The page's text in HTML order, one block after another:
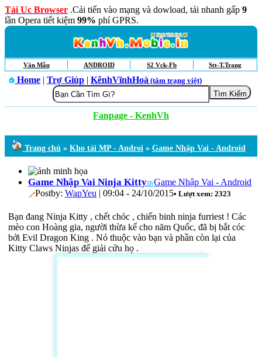
Tải Uc Browser .Cải tiến vào mạng và dowload, tải nhanh gấp 9
lần Opera tiết kiệm 99% phí GPRS.
Văn Mẫu ANDROID S2 Vck-Fb Stt-T.Trạng
Home | Trợ Giúp | KênhVĩnhHoà (tâm trạng việt)
Fanpage - KenhVh
Trang chủ » Kho tải MP - Androi » Game Nhập Vai - Android
Game Nhập Vai Ninja Kitty
Game Nhập Vai - Android
Postby: WapYeu | 09:04 - 24/10/2015• Lượt xem: 2323
Bạn đang Ninja Kitty , chết chóc , chiến binh ninja furriest ! Các
mèo con Hoàng gia, người thừa kế cho năm Quốc, đã bị bắt cóc
bởi Evil Dragon King . Nó thuộc vào bạn và phần còn lại của
Kitty Claws Ninjas để giải cứu họ .